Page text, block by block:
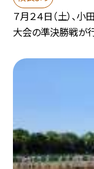
７月２４日（土）、
大会の準決勝戦が